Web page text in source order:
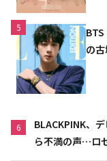
5
の
6
BLACKPINK、
ら不満の声…ロ